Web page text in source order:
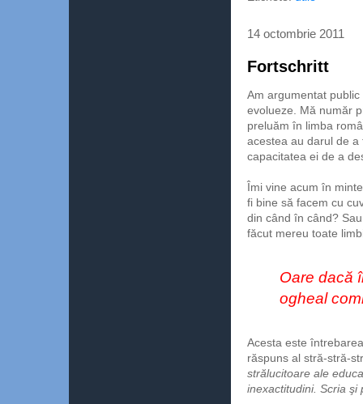
14 octombrie 2011
Fortschritt
Am argumentat
evolueze. Mă număr
preluăm în limba
acestea au darul de a
capacitatea ei de a
Îmi vine acum în
fi bine să facem cu
din când în când?
făcut mereu toate
Oare dacă
ogheal
Acesta este
răspuns al stră-stră-
strălucitoare ale
inexactitudini. Scria şi